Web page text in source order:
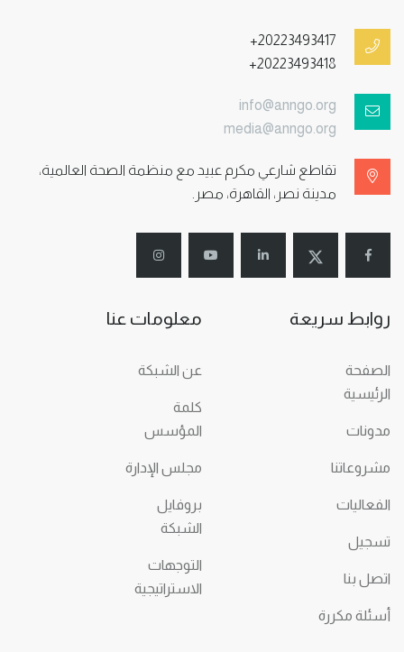
+20223493417
+20223493418
info@anngo.org
media@anngo.org
تقاطع شارعي مكرم عبيد مع منظمة الصحة العالمية،
مدينة نصر، القاهرة، مصر.
روابط سريعة
الصفحة
الرئيسية
مدونات
مشروعاتنا
الفعاليات
تسجيل
اتصل بنا
أسئلة مكررة
معلومات عنا
عن الشبكة
كلمة
المؤسس
مجلس الإدارة
بروفايل
الشبكة
التوجهات
الاستراتيجية